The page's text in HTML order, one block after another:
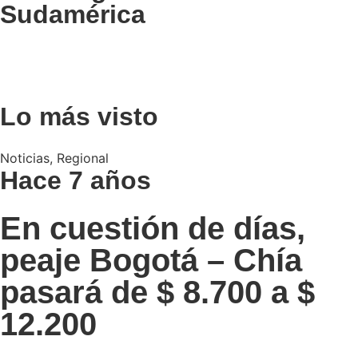
Sudamérica
Lo más visto
Noticias, Regional
Hace 7 años
En cuestión de días,
peaje Bogotá – Chía
pasará de $ 8.700 a $
12.200